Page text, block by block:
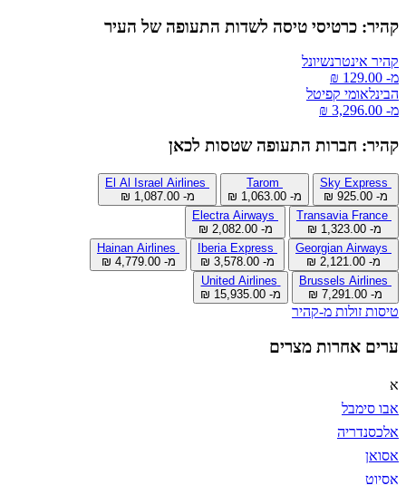
קהיר: כרטיסי טיסה לשדות התעופה של העיר
קהיר אינטרנשיונל
מ- ‏129.00 ‏₪
הבינלאומי קפיטל
מ- ‏3,296.00 ‏₪
קהיר: חברות התעופה שטסות לכאן
מ- ‏925.00 ‏₪
מ- ‏1,063.00 ‏₪
מ- ‏1,087.00 ‏₪
מ- ‏1,323.00 ‏₪
מ- ‏2,082.00 ‏₪
מ- ‏2,121.00 ‏₪
מ- ‏3,578.00 ‏₪
מ- ‏4,779.00 ‏₪
מ- ‏7,291.00 ‏₪
מ- ‏15,935.00 ‏₪
טיסות זולות מ-קהיר
ערים אחרות מצרים
א
אבו סימבל
אלכסנדריה
אסואן
אסיוט